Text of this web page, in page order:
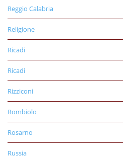
Reggio Calabria
Religione
Ricadi
Ricadi
Rizziconi
Rombiolo
Rosarno
Russia